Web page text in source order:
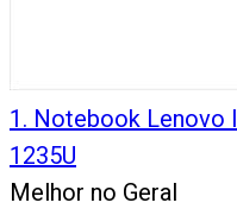
1 . Notebook Lenovo
1235U
Melhor no Geral